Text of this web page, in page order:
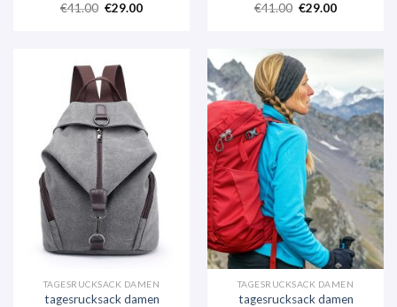
€41.00 €29.00
€41.00 €29.00
TAGESRUCKSACK DAMEN
tagesrucksack damen
TAGESRUCKSACK DAMEN
tagesrucksack damen